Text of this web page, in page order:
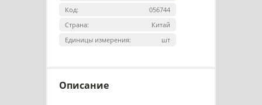
Код:
056744
Страна:
Китай
Единицы измерения:
шт
Описание